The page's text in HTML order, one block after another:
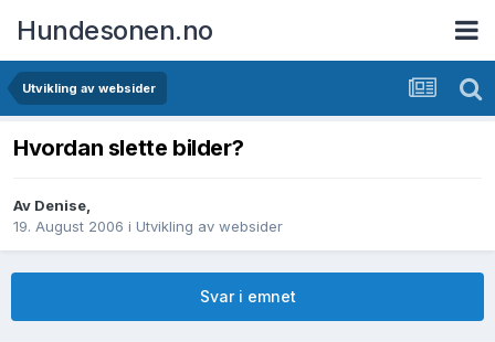
Hundesonen.no
Utvikling av websider
Hvordan slette bilder?
Av Denise,
19. August 2006 i Utvikling av websider
Svar i emnet